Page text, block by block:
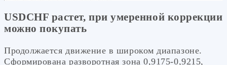
USDCHF растет, при умеренной коррекции
можно покупать
Продолжается движение в широком диапазоне.
Сформирована разворотная зона 0,9175-0,9215,